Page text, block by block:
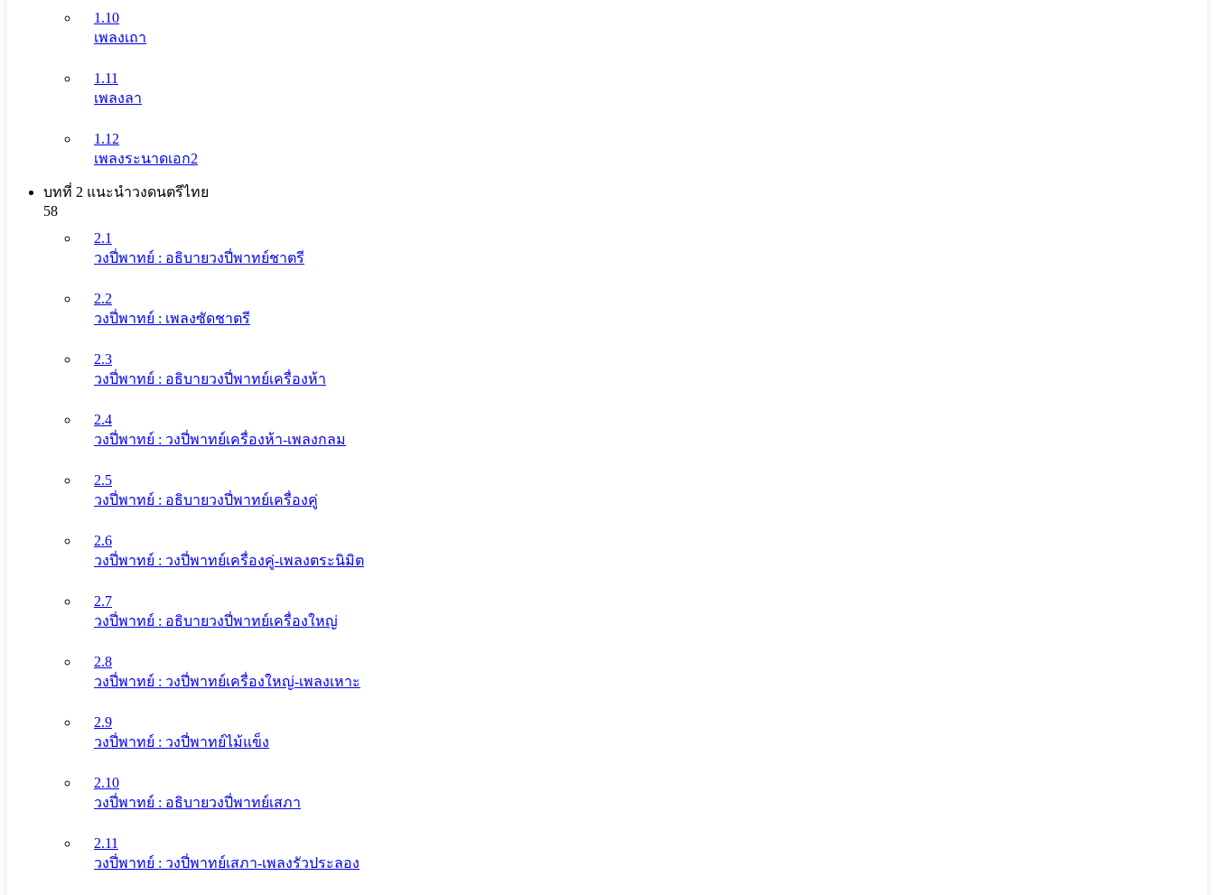
1.10
เพลงเถา
1.11
เพลงลา
1.12
เพลงระนาดเอก2
บทที่ 2 แนะนําวงดนตรีไทย
58
2.1
วงปี่พาทย์ : อธิบายวงปี่พาทย์ชาตรี
2.2
วงปี่พาทย์ : เพลงซัดชาตรี
2.3
วงปี่พาทย์ : อธิบายวงปี่พาทย์เครื่องห้า
2.4
วงปี่พาทย์ : วงปี่พาทย์เครื่องห้า-เพลงกลม
2.5
วงปี่พาทย์ : อธิบายวงปี่พาทย์เครื่องคู่
2.6
วงปี่พาทย์ : วงปี่พาทย์เครื่องคู่-เพลงตระนิมิต
2.7
วงปี่พาทย์ : อธิบายวงปี่พาทย์เครื่องใหญ่
2.8
วงปี่พาทย์ : วงปี่พาทย์เครื่องใหญ่-เพลงเหาะ
2.9
วงปี่พาทย์ : วงปี่พาทย์ไม้แข็ง
2.10
วงปี่พาทย์ : อธิบายวงปี่พาทย์เสภา
2.11
วงปี่พาทย์ : วงปี่พาทย์เสภา-เพลงรัวประลอง